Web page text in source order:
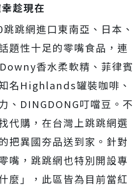
趁現在
跳網進口東南亞、日本、
題性十足的零嘴食品，連
香水柔軟精、菲律賓
名Highlands罐裝咖啡、
、DINGDONG叮噹豆。不
代購，在台灣上跳跳網選
把異國夯品送到家。針對
嘴，跳跳網也特別開設專
麼」，此區皆為目前當紅